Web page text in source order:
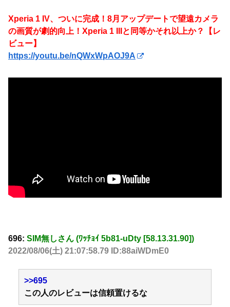
Xperia 1 IV、ついに完成！8月アップデートで望遠カメラ
の画質が劇的向上！Xperia 1 IIIと同等かそれ以上か？【レ
ビュー】
https://youtu.be/nQWxWpAOJ9A
696: SIM無しさん (ﾜｯﾁｮｲ 5b81-uDty [58.13.31.90])
2022/08/06(土) 21:07:58.79 ID:88aiWDmE0
>>695
この人のレビューは信頼置けるな